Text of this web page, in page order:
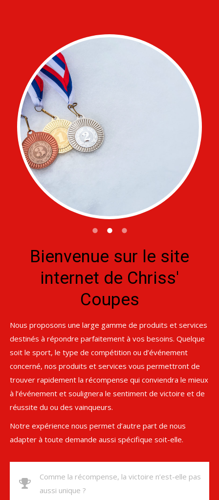
Bienvenue sur le site
internet de Chriss'
Coupes
Nous proposons une large gamme de produits et services
destinés à répondre parfaitement à vos besoins. Quelque
soit le sport, le type de compétition ou d’événement
concerné, nos produits et services vous permettront de
trouver rapidement la récompense qui conviendra le mieux
à l’événement et soulignera le sentiment de victoire et de
réussite du ou des vainqueurs.
Notre expérience nous permet d’autre part de nous
adapter à toute demande aussi spécifique soit-elle.
Comme la récompense, la victoire n’est-elle pas
aussi unique ?